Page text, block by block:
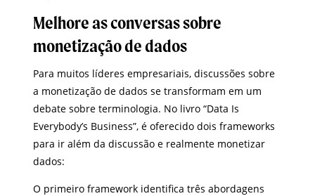
Melhore as conversas sobre
monetização de dados
Para muitos líderes empresariais, discussões sobre
a monetização de dados se transformam em um
debate sobre terminologia. No livro “Data Is
Everybody’s Business”, é oferecido dois frameworks
para ir além da discussão e realmente monetizar
dados:
O primeiro framework identifica três abordagens